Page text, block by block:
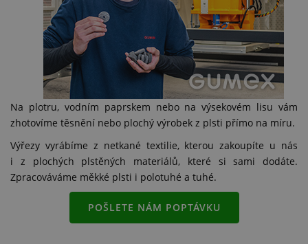
Na plotru, vodním paprskem nebo na výsekovém lisu vám
zhotovíme těsnění nebo plochý výrobek z plsti přímo na míru.
Výřezy vyrábíme z netkané textilie, kterou zakoupíte u nás
i z plochých plstěných materiálů, které si sami dodáte.
Zpracováváme měkké plsti i polotuhé a tuhé.
POŠLETE NÁM POPTÁVKU